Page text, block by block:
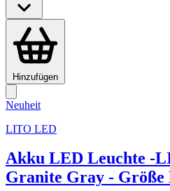
Hinzufügen
Neuheit
LITO LED
Akku LED Leuchte -
Granite Gray - Größe